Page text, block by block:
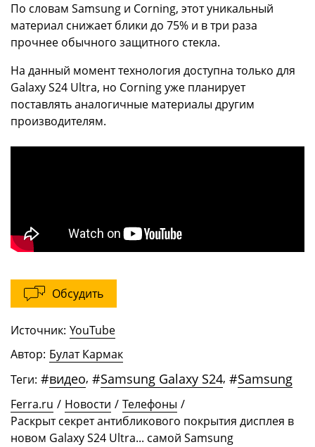
По словам Samsung и Corning, этот уникальный
материал снижает блики до 75% и в три раза
прочнее обычного защитного стекла.
На данный момент технология доступна только для
Galaxy S24 Ultra, но Corning уже планирует
поставлять аналогичные материалы другим
производителям.
Обсудить
Источник: YouTube
Автор: Булат Кармак
Теги: #видео, #Samsung Galaxy S24, #Samsung
Ferra.ru / Новости / Телефоны /
Раскрыт секрет антибликового покрытия дисплея в
новом Galaxy S24 Ultra... самой Samsung